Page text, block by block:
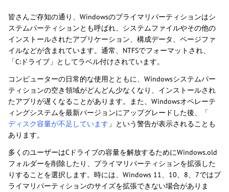
皆さんご存知の通り、Windowsのプライマリパーティションはシ
ステムパーティションとも呼ばれ、システムファイルやその他の
インストールされたアプリケーション、構成データ、ページファ
イルなどが含まれています。通常、NTFSでフォーマットされ、
「C:ドライブ」としてラベル付けされています。
コンピューターの日常的な使用とともに、Windowsシステムパー
ティションの空き領域がどんどん少なくなり、インストールされ
たアプリが遅くなることがあります。また、Windowsオペレーテ
ィングシステムを最新バージョンにアップグレードした後、「
ディスク容量が不足しています 」という警告が表示されることも
あります。
多くのユーザーはCドライブの容量を解放するためにWindows.old
フォルダーを削除したり、プライマリパーティションを拡張した
りすることを選択します。時には、Windows 11、10、8、7ではプ
ライマリパーティションのサイズを拡張できない場合がありま